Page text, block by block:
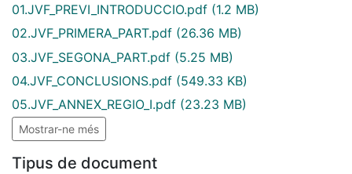
01.JVF_PREVI_INTRODUCCIO.pdf (1.2 MB)
02.JVF_PRIMERA_PART.pdf (26.36 MB)
03.JVF_SEGONA_PART.pdf (5.25 MB)
04.JVF_CONCLUSIONS.pdf (549.33 KB)
05.JVF_ANNEX_REGIO_I.pdf (23.23 MB)
Mostrar-ne més
Tipus de document